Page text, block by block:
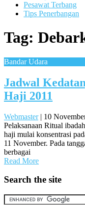
Pesawat Terbang
Tips Penerbangan
Tag:
Bandar Udara
Jadwal
Haji 2011
Webmaster| 10
Pelaksanaan Ritual
haji mulai konsentrasi
11 November. Pada
berbagai
Read More
Search the site